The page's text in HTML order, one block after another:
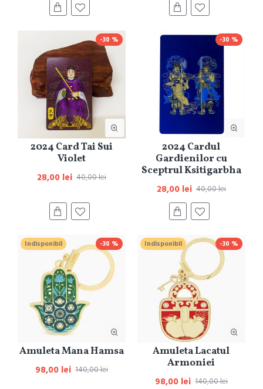
-30 %
2024 Card Tai Sui
Violet
28,00 lei 40,00 lei
-30 %
2024 Cardul
Gardienilor cu
Sceptrul Ksitigarbha
28,00 lei 40,00 lei
-30 %
Indisponibil
Amuleta Mana Hamsa
98,00 lei 140,00 lei
-30 %
Indisponibil
Amuleta Lacatul
Armoniei
98,00 lei 140,00 lei